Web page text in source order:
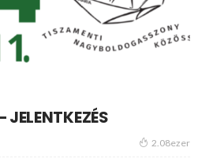
2.08ezer